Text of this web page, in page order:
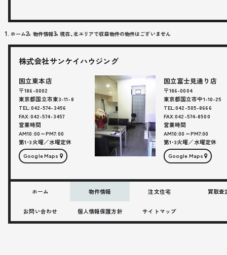
ホーム 物件情報 現在、北エリアで収益物件の物件はございません
株式会社サンケイハウジング
国立東本店
〒186-0002
東京都国立市東3-11-8
TEL:042-574-3456
FAX:042-574-3457
営業時間
AM10:00～PM7:00
第1･3火曜／水曜定休
Google Maps
国立富士見通り店
〒186-0004
東京都国立市中1-10-25
TEL:042-505-8666
FAX:042-574-8500
営業時間
AM10:00～PM7:00
第1･3火曜／水曜定休
Google Maps
ホーム 物件情報 注文住宅 買取査
お問い合わせ 個人情報保護方針 サイトマップ